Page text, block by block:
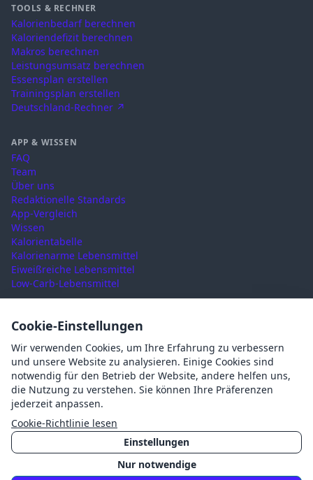
TOOLS & RECHNER
Kalorienbedarf berechnen
Kaloriendefizit berechnen
Makros berechnen
Leistungsumsatz berechnen
Essensplan erstellen
Trainingsplan erstellen
Deutschland-Rechner ↗
APP & WISSEN
FAQ
Team
Über uns
Redaktionelle Standards
App-Vergleich
Wissen
Kalorientabelle
Kalorienarme Lebensmittel
Eiweißreiche Lebensmittel
Low-Carb-Lebensmittel
RECHTLICHES
Nutzungsbedingungen
Datenschutz
Impressum
AGB
Cookies
Cookie-Einstellungen
©2026Mahlzait · Made with ❤️ in Germany
Cookie-Einstellungen
Wir verwenden Cookies, um Ihre Erfahrung zu verbessern
und unsere Website zu analysieren. Einige Cookies sind
notwendig für den Betrieb der Website, andere helfen uns,
die Nutzung zu verstehen. Sie können Ihre Präferenzen
jederzeit anpassen.
Cookie-Richtlinie lesen
Einstellungen
Nur notwendige